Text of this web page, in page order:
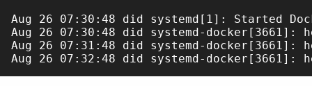
Aug 26 07:30:48 did systemd[1]: Started
Aug 26 07:30:48 did systemd-docker[3661]:
Aug 26 07:31:48 did systemd-docker[3661]: